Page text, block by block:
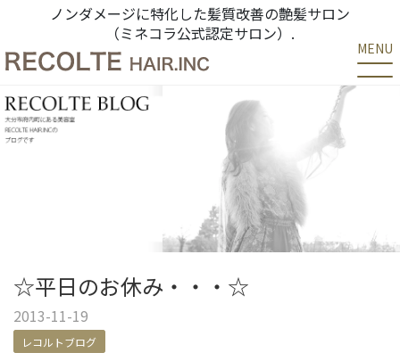
ノンダメージに特化した髪質改善の艶髪サロン
（ミネコラ公式認定サロン）.
MENU
☆平日のお休み・・・☆
2013-11-19
レコルトブログ